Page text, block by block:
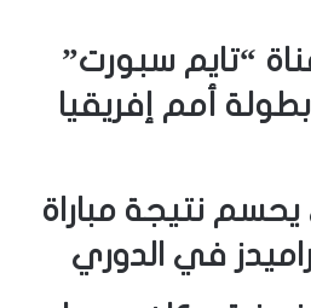
“تايم سبورت”
بطولة أمم إفريقيا
يحسم نتيجة مباراة
في الدوري